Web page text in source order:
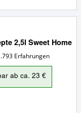
2,5l Sweet Home
Erfahrungen
ab ca. 23 €